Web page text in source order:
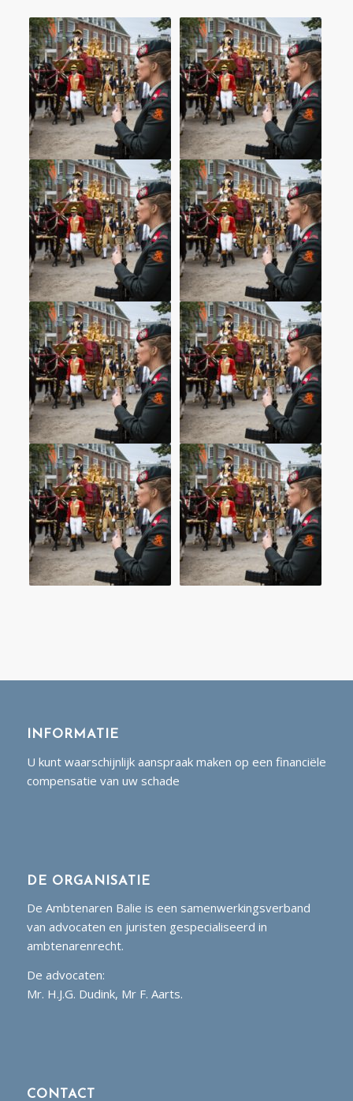
INFORMATIE
U kunt waarschijnlijk aanspraak maken op een financiële
compensatie van uw schade
DE ORGANISATIE
De Ambtenaren Balie is een samenwerkingsverband
van advocaten en juristen gespecialiseerd in
ambtenarenrecht.
De advocaten:
Mr. H.J.G. Dudink, Mr F. Aarts.
CONTACT